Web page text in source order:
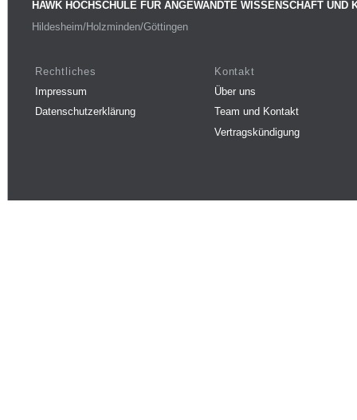
HAWK HOCHSCHULE FÜR ANGEWANDTE WISSENSCHAFT UND
Hildesheim/Holzminden/Göttingen
Rechtliches
Impressum
Datenschutzerklärung
Kontakt
Über uns
Team und Kontakt
Vertragskündigung